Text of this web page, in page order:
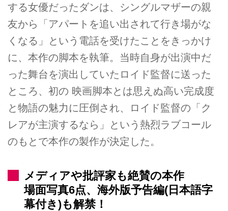
する女優だったダンは、シングルマザーの親
友から「アパートを追い出されて行き場がな
くなる」という電話を受けたことをきっかけ
に、本作の脚本を執筆。当時自身が出演中だ
った舞台を演出していたロイド監督に送った
ところ、初の 映画脚本とは思えぬ高い完成度
と物語の魅力に圧倒され、ロイド監督の「ク
レアが主演するなら」という熱烈ラブコール
のもとで本作の製作が決定した。
メディアや批評家も絶賛の本作
場面写真6点、海外版予告編(日本語字
幕付き)も解禁！